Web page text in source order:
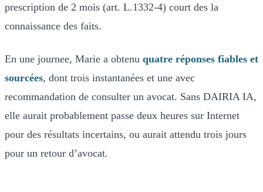
prescription de 2 mois (art. L.1332-4) court des la
connaissance des faits.
En une journee, Marie a obtenu quatre réponses fiables et
sourcées, dont trois instantanées et une avec
recommandation de consulter un avocat. Sans DAIRIA IA,
elle aurait probablement passe deux heures sur Internet
pour des résultats incertains, ou aurait attendu trois jours
pour un retour d’avocat.